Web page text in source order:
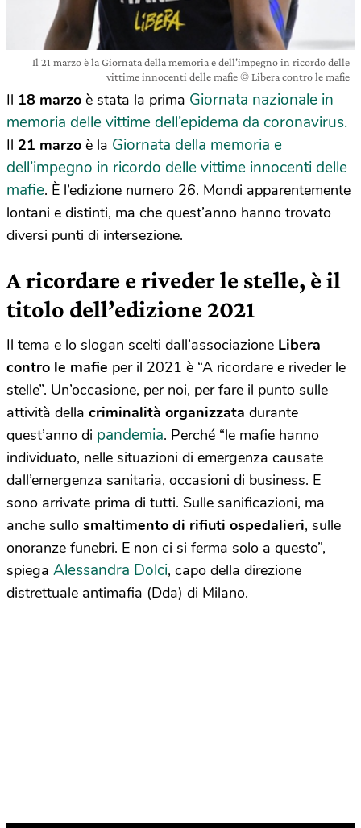
Il 21 marzo è la Giornata della memoria e dell'impegno in ricordo delle
vittime innocenti delle mafie © Libera contro le mafie
Il 18 marzo è stata la prima Giornata nazionale in
memoria delle vittime dell’epidema da coronavirus.
Il 21 marzo è la Giornata della memoria e
dell’impegno in ricordo delle vittime innocenti delle
mafie. È l’edizione numero 26. Mondi apparentemente
lontani e distinti, ma che quest’anno hanno trovato
diversi punti di intersezione.
A ricordare e riveder le stelle, è il
titolo dell’edizione 2021
Il tema e lo slogan scelti dall’associazione Libera
contro le mafie per il 2021 è “A ricordare e riveder le
stelle”. Un’occasione, per noi, per fare il punto sulle
attività della criminalità organizzata durante
quest’anno di pandemia. Perché “le mafie hanno
individuato, nelle situazioni di emergenza causate
dall’emergenza sanitaria, occasioni di business. E
sono arrivate prima di tutti. Sulle sanificazioni, ma
anche sullo smaltimento di rifiuti ospedalieri, sulle
onoranze funebri. E non ci si ferma solo a questo”,
spiega Alessandra Dolci, capo della direzione
distrettuale antimafia (Dda) di Milano.